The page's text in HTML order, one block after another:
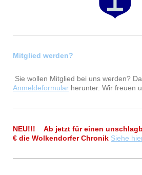
Mitglied werden?
Sie wollen Mitglied bei uns werden?
Anmeldeformular herunter. Wir freuen
NEU!!! Ab jetzt für einen
€ die Wolkendorfer Chronik Siehe